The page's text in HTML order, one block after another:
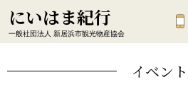
にいはま紀行
一般社団法人 新居浜市観光物産協会
イベント